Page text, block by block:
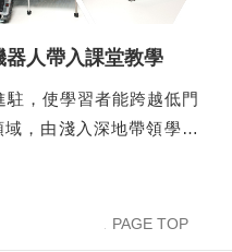
人帶入課堂教學
，使學習者能跨越低門
，由淺入深地帶領學習
PAGE TOP